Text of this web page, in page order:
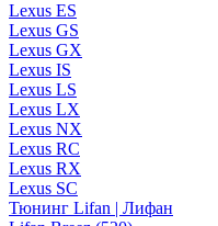
Lexus ES
Lexus GS
Lexus GX
Lexus IS
Lexus LS
Lexus LX
Lexus NX
Lexus RC
Lexus RX
Lexus SC
Тюнинг Lifan | Лифан